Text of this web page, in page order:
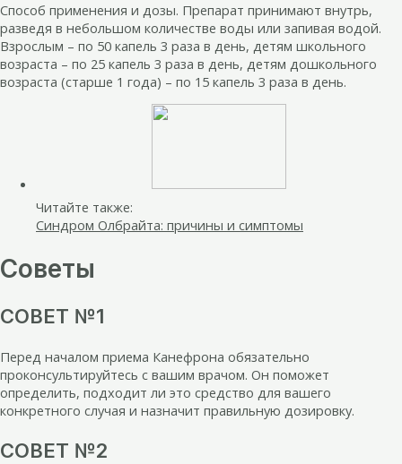
Способ применения и дозы. Препарат принимают внутрь,
разведя в небольшом количестве воды или запивая водой.
Взрослым – по 50 капель 3 раза в день, детям школьного
возраста – по 25 капель 3 раза в день, детям дошкольного
возраста (старше 1 года) – по 15 капель 3 раза в день.
Читайте также:
Синдром Олбрайта: причины и симптомы
Советы
СОВЕТ №1
Перед началом приема Канефрона обязательно
проконсультируйтесь с вашим врачом. Он поможет
определить, подходит ли это средство для вашего
конкретного случая и назначит правильную дозировку.
СОВЕТ №2